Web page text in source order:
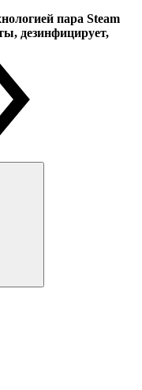
пара Steam
дезинфицирует,